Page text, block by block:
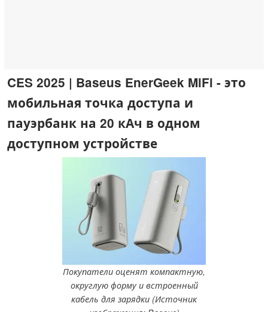
CES 2025 | Baseus EnerGeek MiFi - это
мобильная точка доступа и
пауэрбанк на 20 кАч в одном
доступном устройстве
Покупатели оценят компактную,
округлую форму и встроенный
кабель для зарядки (Источник